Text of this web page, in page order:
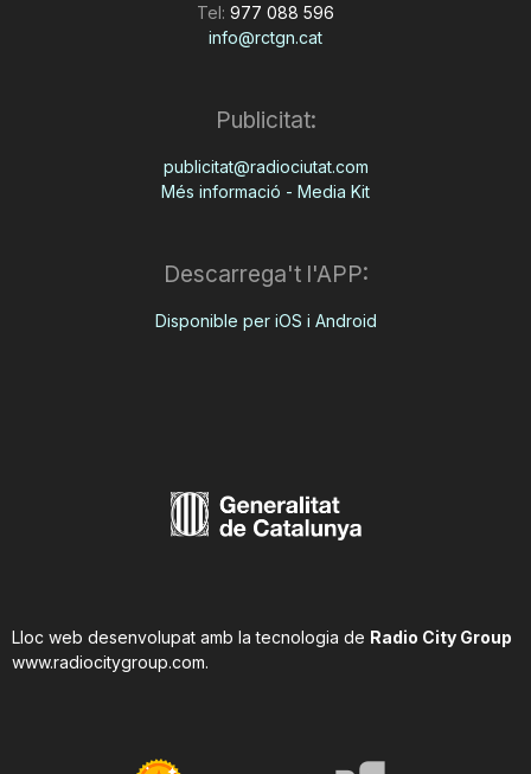
Tel: 977 088 596
info@rctgn.cat
Publicitat:
publicitat@radiociutat.com
Més informació - Media Kit
Descarrega't l'APP:
Disponible per iOS i Android
Lloc web desenvolupat amb la tecnologia de Radio City Group
www.radiocitygroup.com.